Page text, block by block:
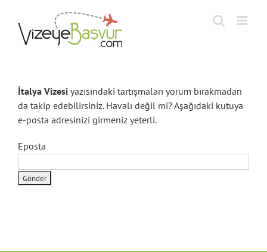
content
İtalya Vizesi yazısındaki tartışmaları yorum bırakmadan
da takip edebilirsiniz. Havalı değil mi? Aşağıdaki kutuya
e-posta adresinizi girmeniz yeterli.
Eposta